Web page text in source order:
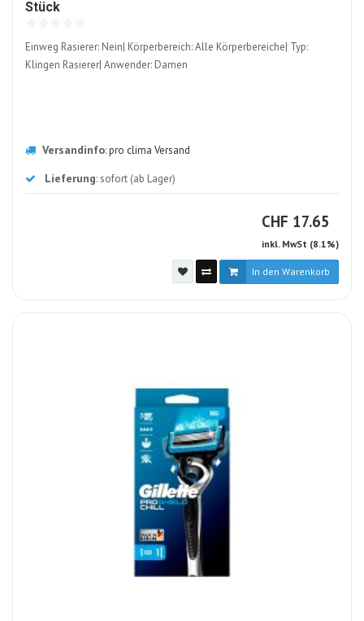
Stück
Einweg Rasierer: Nein| Körperbereich: Alle Körperbereiche| Typ:
Klingen Rasierer| Anwender: Damen
Versandinfo:pro clima Versand
Lieferung: sofort (ab Lager)
CHF CHF
17.65
inkl. MwSt (8.1%)
In den Warenkorb